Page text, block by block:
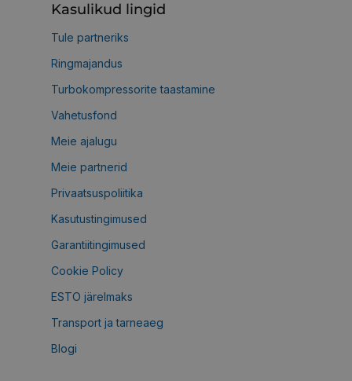
Kasulikud lingid
Tule partneriks
Ringmajandus
Turbokompressorite taastamine
Vahetusfond
Meie ajalugu
Meie partnerid
Privaatsuspoliitika
Kasutustingimused
Garantiitingimused
Cookie Policy
ESTO järelmaks
Transport ja tarneaeg
Blogi